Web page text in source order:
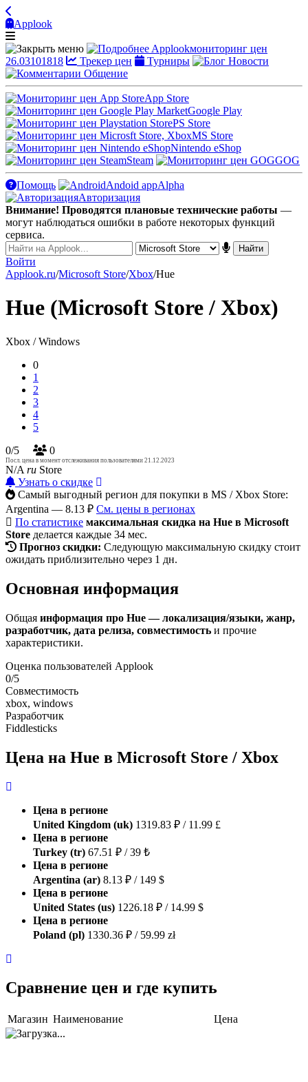
Applook
Applookмониторинг цен
26.03101818
Трекер цен Турниры
Новости
Общение
App Store
Google Play
PS Store
MS Store
Nintendo eShop
Steam
GOG
Помощь Andoid appAlpha
Авторизация
Внимание! Проводятся плановые технические работы —
могут наблюдаться ошибки в работе некоторых функций
сервиса.
Войти
Applook.ru/Microsoft Store/Xbox/Hue
Hue (Microsoft Store / Xbox)
Xbox / Windows
0
1
2
3
4
5
0/5
0
Посл. цена в момент отслеживания пользователями 21.12.2023
N/A ru Store
Узнать о скидке
Самый выгодный регион для покупки в MS / Xbox Store:
Argentina — 8.13 ₽ См. цены в регионах
По статистике максимальная скидка на Hue в Microsoft
Store делается каждые 34 мес.
Прогноз скидки: Следующую максимальную скидку стоит
ожидать приблизительно через 1 дн.
Основная информация
Общая информация про Hue — локализация/языки, жанр,
разработчик, дата релиза, совместимость и прочие
характеристики.
Оценка пользователей Applook
0/5
Совместимость
xbox, windows
Разработчик
Fiddlesticks
Цена на Hue в Microsoft Store / Xbox
Цена в регионе
United Kingdom (uk) 1319.83 ₽ / 11.99 £
Цена в регионе
Turkey (tr) 67.51 ₽ / 39 ₺
Цена в регионе
Argentina (ar) 8.13 ₽ / 149 $
Цена в регионе
United States (us) 1226.18 ₽ / 14.99 $
Цена в регионе
Poland (pl) 1330.36 ₽ / 59.99 zł
Сравнение цен и где купить
Магазин Наименование Цена